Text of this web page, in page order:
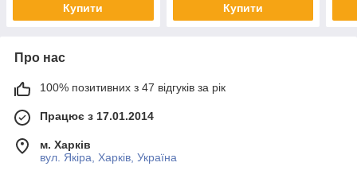
Купити Купити
Про нас
100% позитивних з 47 відгуків за рік
Працює з 17.01.2014
м. Харків
вул. Якіра, Харків, Україна